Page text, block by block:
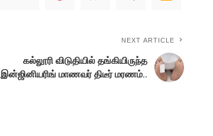
NEXT ARTICLE
கல்லூரி விடுதியில் தங்கியிருந்த
இன்ஜினியரிங் மாணவர் திடீர் மரணம்..